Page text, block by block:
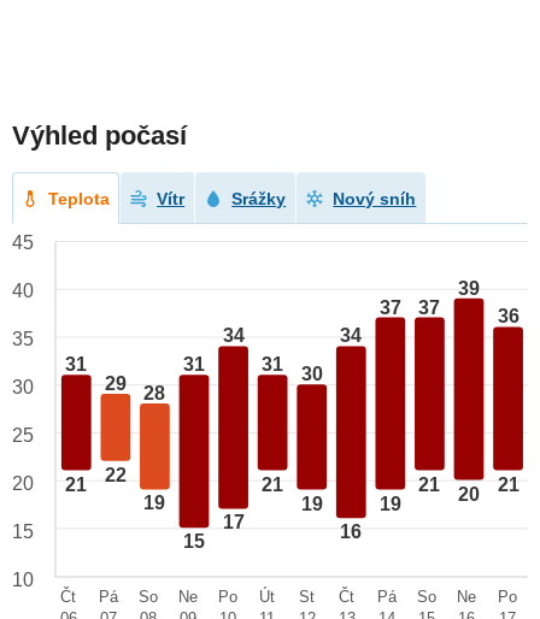
Výhled počasí
Teplota Vítr Srážky Nový sníh
31
21
29
22
28
19
31
15
34
17
31
21
30
19
34
16
37
19
37
21
39
20
36
21
45
40
35
30
25
20
15
10
Čt
Pá
So
Ne
Po
Út
St
Čt
Pá
So
Ne
Po